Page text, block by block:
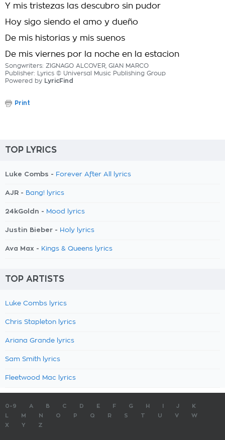
Y mis tristezas las descubro sin pudor
Hoy sigo siendo el amo y dueño
De mis historias y mis suenos
De mis viernes por la noche en la estacion
Songwriters: ZIGNAGO ALCOVER, GIAN MARCO
Publisher: Lyrics © Universal Music Publishing Group
Powered by LyricFind
Print
TOP LYRICS
Luke Combs - Forever After All lyrics
AJR - Bang! lyrics
24kGoldn - Mood lyrics
Justin Bieber - Holy lyrics
Ava Max - Kings & Queens lyrics
TOP ARTISTS
Luke Combs lyrics
Chris Stapleton lyrics
Ariana Grande lyrics
Sam Smith lyrics
Fleetwood Mac lyrics
0-9 A B C D E F G H J
K
M N O P Q R S T U V
W
X
Y Z